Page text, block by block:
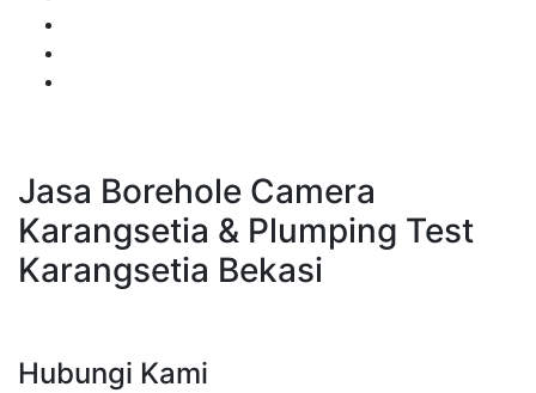
Jasa Borehole Camera
Karangsetia & Plumping Test
Karangsetia Bekasi
Hubungi Kami